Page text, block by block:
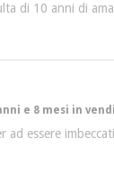
di 10 anni di
e 8 mesi in
ad essere